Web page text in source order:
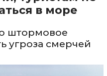
в море
штормовое
угроза смерчей